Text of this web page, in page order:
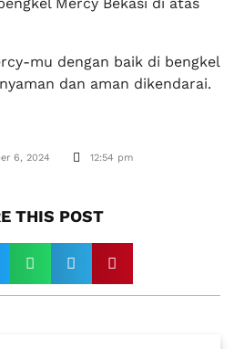
mu dengan baik di bengkel
dan aman dikendarai.
6, 2024 12:54 pm
THIS POST​